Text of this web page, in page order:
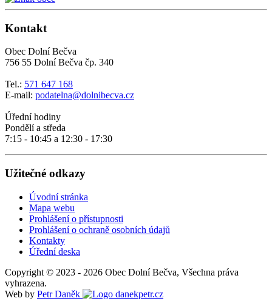
Kontakt
Obec Dolní Bečva
756 55 Dolní Bečva čp. 340
Tel.: 571 647 168
E-mail: podatelna@dolnibecva.cz
Úřední hodiny
Pondělí a středa
7:15 - 10:45 a 12:30 - 17:30
Užitečné odkazy
Úvodní stránka
Mapa webu
Prohlášení o přístupnosti
Prohlášení o ochraně osobních údajů
Kontakty
Úřední deska
Copyright © 2023 - 2026 Obec Dolní Bečva, Všechna práva
vyhrazena.
Web by Petr Daněk